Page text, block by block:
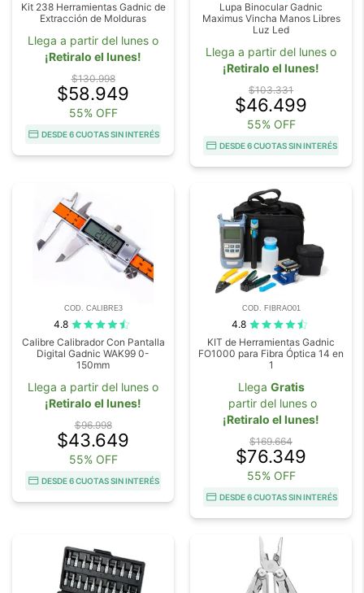
Kit 238 Herramientas Gadnic de
Extracción de Molduras
Llega a partir del lunes o
¡Retiralo el lunes!
$130.998
$58.949
55% OFF
DESDE 6 CUOTAS SIN INTERÉS
Lupa Binocular Gadnic
Maximus Vincha Manos Libres
Luz Led
Llega a partir del lunes o
¡Retiralo el lunes!
$103.331
$46.499
55% OFF
DESDE 6 CUOTAS SIN INTERÉS
COD. CALIBRE3
4.8
Calibre Calibrador Con Pantalla
Digital Gadnic WAK99 0-
150mm
Llega a partir del lunes o
¡Retiralo el lunes!
$96.998
$43.649
55% OFF
DESDE 6 CUOTAS SIN INTERÉS
COD. FIBRAO01
4.8
KIT de Herramientas Gadnic
FO1000 para Fibra Óptica 14 en
1
Llega Gratis
partir del lunes o
¡Retiralo el lunes!
$169.664
$76.349
55% OFF
DESDE 6 CUOTAS SIN INTERÉS